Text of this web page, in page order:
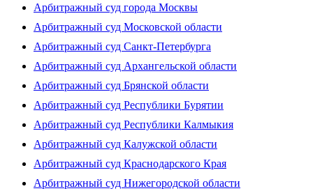
Арбитражный суд города Москвы
Арбитражный суд Московской области
Арбитражный суд Санкт-Петербурга
Арбитражный суд Архангельской области
Арбитражный суд Брянской области
Арбитражный суд Республики Бурятии
Арбитражный суд Республики Калмыкия
Арбитражный суд Калужской области
Арбитражный суд Краснодарского Края
Арбитражный суд Нижегородской области